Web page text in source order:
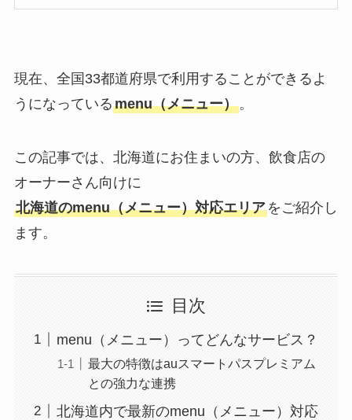
現在、全国33都道府県で利用することができるよ
うになっているmenu（メニュー）。
この記事では、北海道にお住まいの方、飲食店の
オーナーさん向けに
北海道のmenu（メニュー）対応エリアをご紹介し
ます。
目次
menu（メニュー）ってどんなサービス？
最大の特徴はauスマートパスプレミアム
との強力な連携
北海道内で最新のmenu（メニュー）対応